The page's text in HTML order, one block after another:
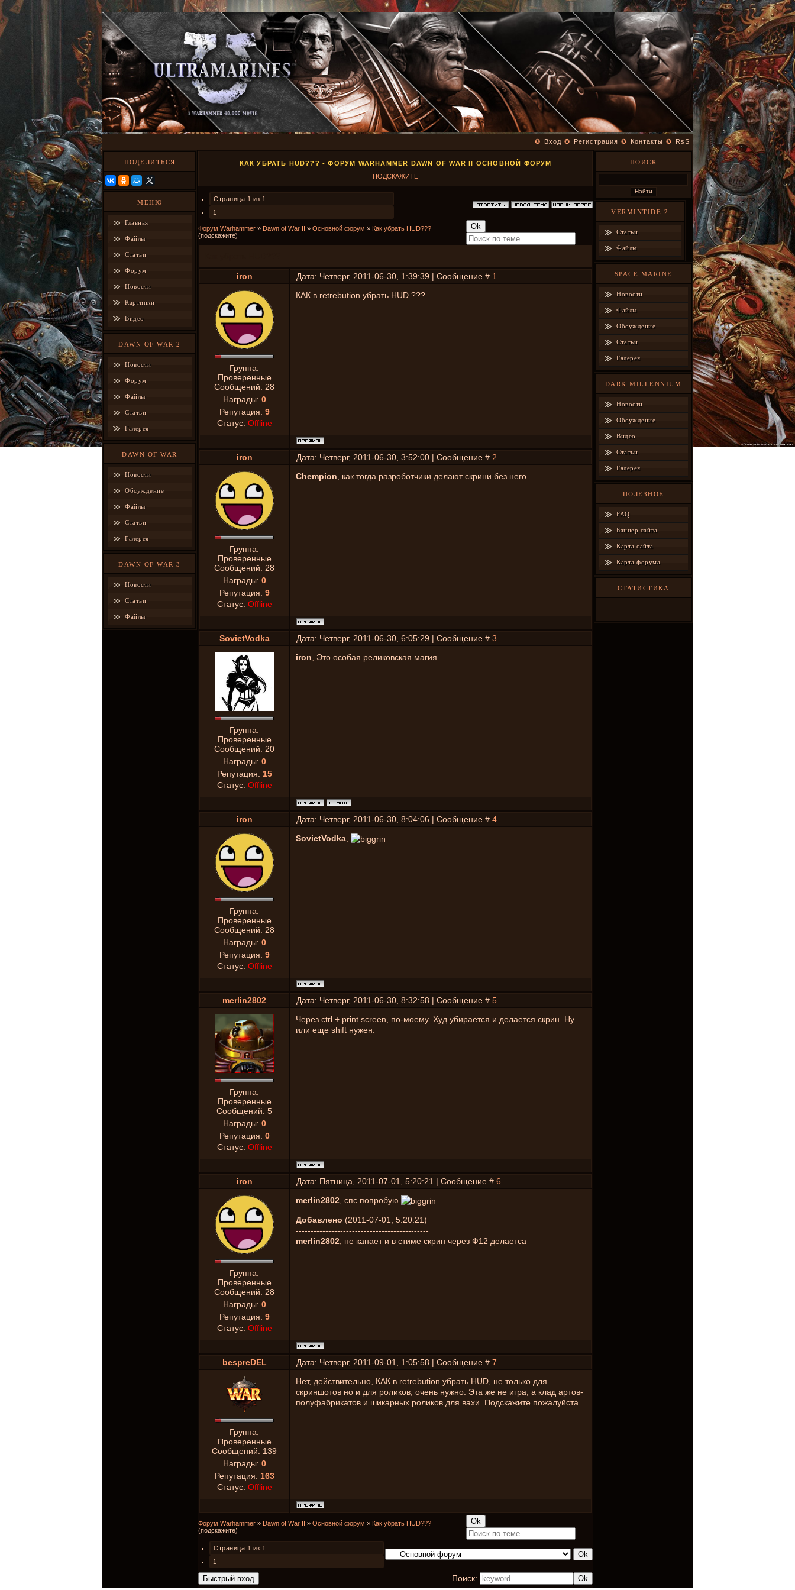
✪ Вход ✪ Регистрация ✪ Контакты ✪ RsS
ПОДЕЛИТЬСЯ
МЕНЮ
Главная
Файлы
Статьи
Форум
Новости
Картинки
Видео
DAWN OF WAR 2
Новости
Форум
Файлы
Статьи
Галерея
DAWN OF WAR
Новости
Обсуждение
Файлы
Статьи
Галерея
DAWN OF WAR 3
Новости
Статьи
Файлы
КАК УБРАТЬ HUD??? - ФОРУМ WARHAMMER DAWN OF WAR II ОСНОВНОЙ ФОРУМ
ПОДСКАЖИТЕ
Страница 1 из 1
1
Форум Warhammer » Dawn of War II » Основной форум » Как убрать HUD???
(подскажите)
iron Дата: Четверг, 2011-06-30, 1:39:39 | Сообщение # 1
Группа:
Проверенные
Сообщений: 28
Награды: 0
Репутация: 9
Статус: Offline
КАК в retrebution убрать HUD ???
iron Дата: Четверг, 2011-06-30, 3:52:00 | Сообщение # 2
Группа:
Проверенные
Сообщений: 28
Награды: 0
Репутация: 9
Статус: Offline
Chempion , как тогда разроботчики делают скрини без него....
SovietVodka Дата: Четверг, 2011-06-30, 6:05:29 | Сообщение # 3
Группа:
Проверенные
Сообщений: 20
Награды: 0
Репутация: 15
Статус: Offline
iron , Это особая реликовская магия .
iron Дата: Четверг, 2011-06-30, 8:04:06 | Сообщение # 4
Группа:
Проверенные
Сообщений: 28
Награды: 0
Репутация: 9
Статус: Offline
SovietVodka
merlin2802 Дата: Четверг, 2011-06-30, 8:32:58 | Сообщение # 5
Группа:
Проверенные
Сообщений: 5
Награды: 0
Репутация: 0
Статус: Offline
Через ctrl + print screen, по-моему. Худ убирается и делается скрин. Ну
или еще shift нужен.
iron Дата: Пятница, 2011-07-01, 5:20:21 | Сообщение # 6
Группа:
Проверенные
Сообщений: 28
Награды: 0
Репутация: 9
Статус: Offline
merlin2802 , спс попробую
Добавлено (2011-07-01, 5:20:21)
---------------------------------------------
merlin2802, не канает и в стиме скрин через Ф12 делаетса
bespreDEL Дата: Четверг, 2011-09-01, 1:05:58 | Сообщение # 7
Группа:
Проверенные
Сообщений: 139
Награды: 0
Репутация: 163
Статус: Offline
Нет, действительно, КАК в retrebution убрать HUD, не только для
скриншотов но и для роликов, очень нужно. Эта же не игра, а клад артов-
полуфабрикатов и шикарных роликов для вахи. Подскажите пожалуйста.
Форум Warhammer » Dawn of War II » Основной форум » Как убрать HUD???
(подскажите)
Страница 1 из 1
1
Поиск:
ПОИСК
VERMINTIDE 2
Статьи
Файлы
SPACE MARINE
Новости
Файлы
Обсуждение
Статьи
Галерея
DARK MILLENNIUM
Новости
Обсуждение
Видео
Статьи
Галерея
ПОЛЕЗНОЕ
FAQ
Баннер сайта
Карта сайта
Карта форума
СТАТИСТИКА